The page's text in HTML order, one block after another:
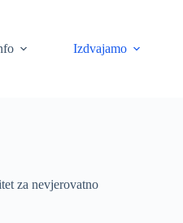
Izdvajamo
za nevjerovatno